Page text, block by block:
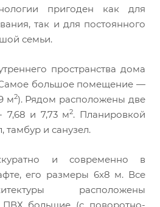
пригоден как для
так и для постоянного
семьи.
пространства дома
большое помещение —
м2). Рядом расположены две
7,68 и 7,73 м2. Планировкой
тамбур и санузел.
и современно в
его размеры 6х8 м. Все
расположены